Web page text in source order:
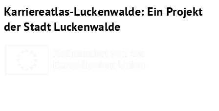
Karriereatlas-Luckenwalde: Ein Projekt
der Stadt Luckenwalde